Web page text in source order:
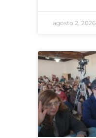
agosto 2, 2026